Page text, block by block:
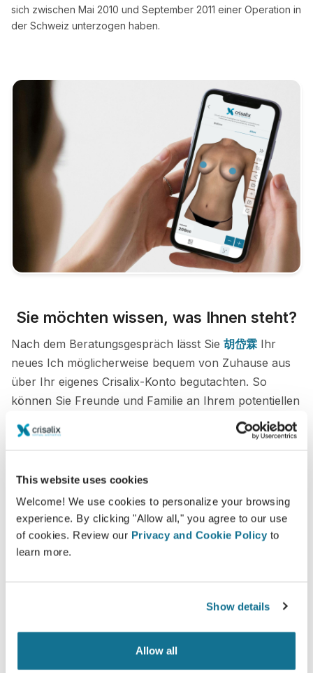
This website uses cookies
Welcome! We use cookies to personalize your browsing
experience. By clicking "Allow all," you agree to our use
of cookies. Review our Privacy and Cookie Policy to
learn more.
Show details
Allow all
sich zwischen Mai 2010 und September 2011 einer Operation in
der Schweiz unterzogen haben.
Sie möchten wissen, was Ihnen steht?
Nach dem Beratungsgespräch lässt Sie 胡岱霖 Ihr
neues Ich möglicherweise bequem von Zuhause aus
über Ihr eigenes Crisalix-Konto begutachten. So
können Sie Freunde und Familie an Ihrem potentiellen
neuen Erscheinungsbild teilhaben lassen und zweite
Meinungen einholen.
Lernen Sie Ihr neues Ich kennen!
Crisalix hat sich dazu verpflichtet, Ihre
Server sind allesamt vollständig verschlüsselt,